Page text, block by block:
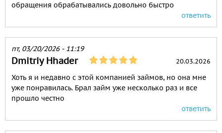
обращения обрабатывались довольно быстро
ответить
пт, 03/20/2026 - 11:19
Dmitriy Hhader 20.03.2026
Хоть я и недавно с этой компанией займов, но она мне
уже понравилась. Брал займ уже несколько раз и все
прошло честно
ответить